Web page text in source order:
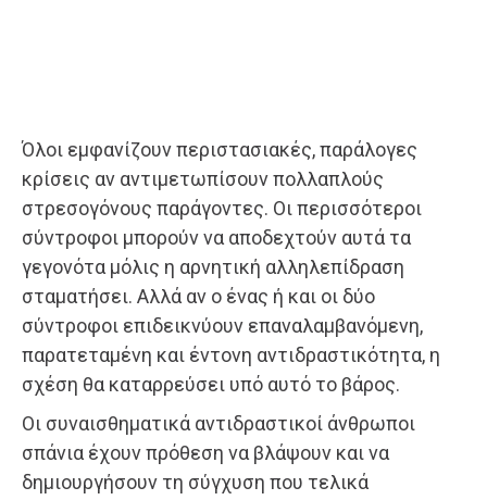
Όλοι εμφανίζουν περιστασιακές, παράλογες
κρίσεις αν αντιμετωπίσουν πολλαπλούς
στρεσογόνους παράγοντες. Οι περισσότεροι
σύντροφοι μπορούν να αποδεχτούν αυτά τα
γεγονότα μόλις η αρνητική αλληλεπίδραση
σταματήσει. Αλλά αν ο ένας ή και οι δύο
σύντροφοι επιδεικνύουν επαναλαμβανόμενη,
παρατεταμένη και έντονη αντιδραστικότητα, η
σχέση θα καταρρεύσει υπό αυτό το βάρος.
Οι συναισθηματικά αντιδραστικοί άνθρωποι
σπάνια έχουν πρόθεση να βλάψουν και να
δημιουργήσουν τη σύγχυση που τελικά